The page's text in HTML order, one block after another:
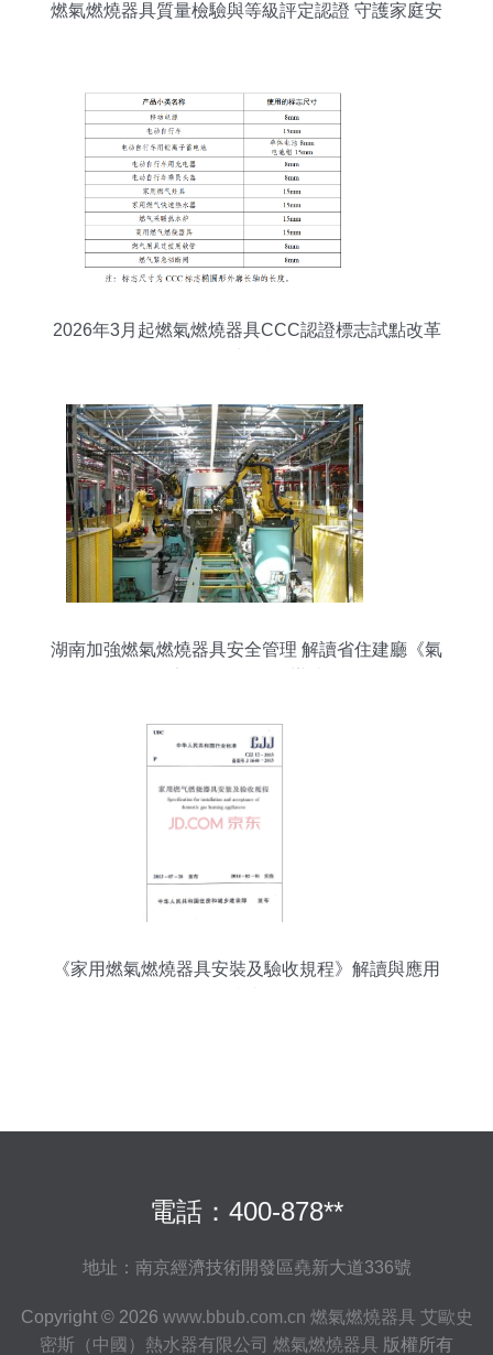
燃氣燃燒器具質量檢驗與等級評定認證 守護家庭安
2026年3月起燃氣燃燒器具CCC認證標志試點改革
湖南加強燃氣燃燒器具安全管理 解讀省住建廳《氣
《家用燃氣燃燒器具安裝及驗收規程》解讀與應用
電話：400-878**
地址：南京經濟技術開發區堯新大道336號
Copyright © 2026 www.bbub.com.cn 燃氣燃燒器具 艾歐史
密斯（中國）熱水器有限公司 燃氣燃燒器具 版權所有